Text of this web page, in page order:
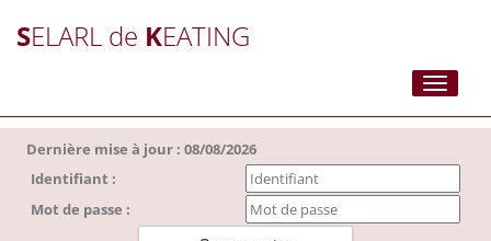
SELARL de KEATING
Toggle
Dernière mise à jour : 08/08/2026
Identifiant :
Mot de passe :